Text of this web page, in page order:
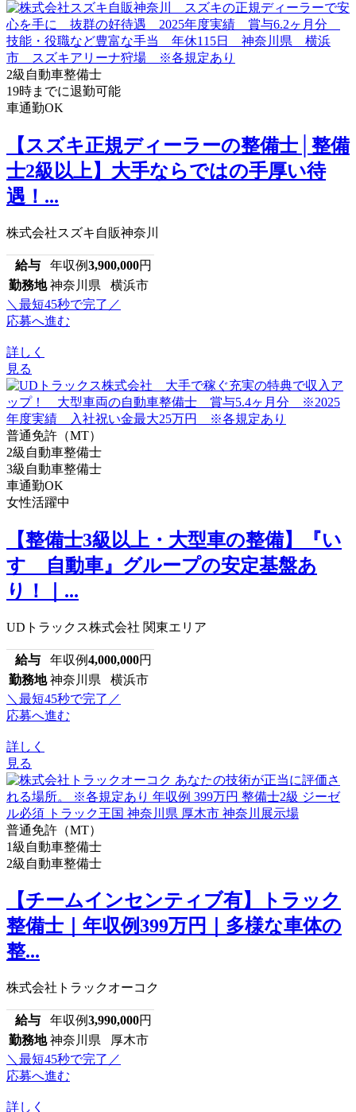
2級自動車整備士
19時までに退勤可能
車通勤OK
【スズキ正規ディーラーの整備士│整備
士2級以上】大手ならではの手厚い待
遇！...
株式会社スズキ自販神奈川
給与 年収例3,900,000円
勤務地 神奈川県 横浜市
＼最短45秒で完了／
応募へ進む
詳しく
見る
普通免許（MT）
2級自動車整備士
3級自動車整備士
車通勤OK
女性活躍中
【整備士3級以上・大型車の整備】『い
すゞ自動車』グループの安定基盤あ
り！｜...
UDトラックス株式会社 関東エリア
給与 年収例4,000,000円
勤務地 神奈川県 横浜市
＼最短45秒で完了／
応募へ進む
詳しく
見る
普通免許（MT）
1級自動車整備士
2級自動車整備士
【チームインセンティブ有】トラック
整備士｜年収例399万円｜多様な車体の
整...
株式会社トラックオーコク
給与 年収例3,990,000円
勤務地 神奈川県 厚木市
＼最短45秒で完了／
応募へ進む
詳しく